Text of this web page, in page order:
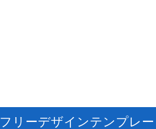
フリーデザインテンプレー